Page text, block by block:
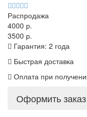
Распродажа
4000 р.
3500 р.
Гарантия: 2 года
Быстрая доставка
Оплата при
Оформить заказ